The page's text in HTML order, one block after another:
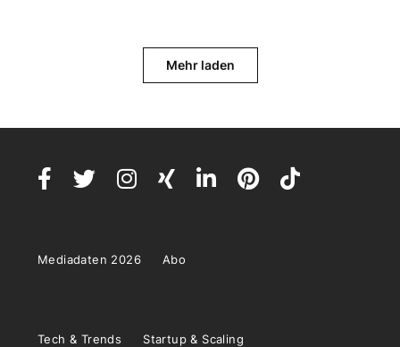
Mehr laden
Mediadaten 2026 Abo
Tech & Trends Startup & Scaling